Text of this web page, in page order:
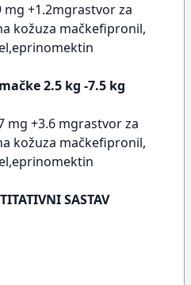
mg +1.2mgrastvor za
kožuza mačkefipronil,
2.5 kg -7.5 kg
mg +3.6 mgrastvor za
kožuza mačkefipronil,
SASTAV